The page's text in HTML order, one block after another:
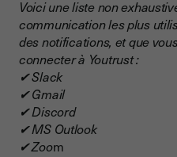
Voici une liste non
communication les plus
des notifications, et que
connecter à Youtrust :
✔ Slack
✔ Gmail
✔ Discord
✔ MS Outlook
✔ Zoom